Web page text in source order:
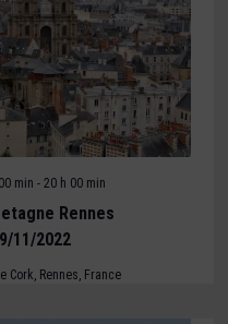
Rennes
11/2022
min - 20 h 00 min
Cork, Rennes, France